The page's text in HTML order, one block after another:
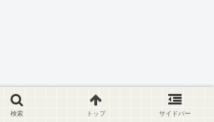
検索 トップ サイドバー